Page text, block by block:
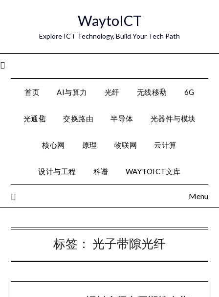
WaytoICT
Explore ICT Technology, Build Your Tech Path
首页 AI与算力 光纤 无线移动 6G
光通信 交换路由 半导体 光器件与模块
核心网 原理 物联网 云计算
设计与工程 科谱 WAYTOICT文库
Menu
标签： 光子带隙光纤